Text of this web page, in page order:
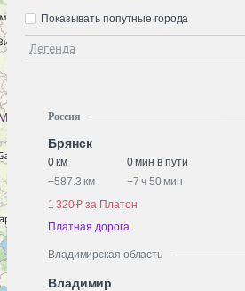
Легенда
Показывать попутные города
Россия
Брянск
0 км
0 мин в пути
+587.3 км +7 ч 50 мин
1 320 ₽ за Платон
Платная дорога
Владимирская область
Владимир